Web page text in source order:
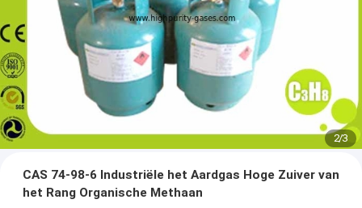
2/3
CAS 74-98-6 Industriële het Aardgas Hoge Zuiver van
het Rang Organische Methaan